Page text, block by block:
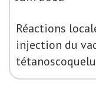
Réactions
injection du